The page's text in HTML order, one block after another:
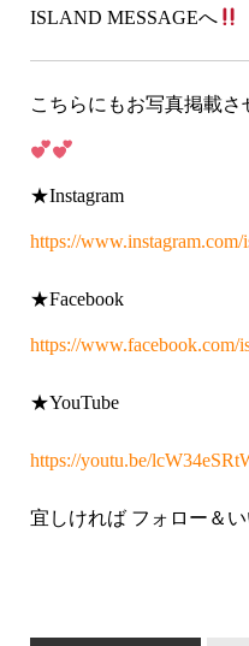
ISLAND MESSAGEへ
こちらにもお写真掲載
★Instagram
https://www.instagram.com/
★Facebook
https://www.facebook.com/
★YouTube
https://youtu.be/
宜しければ フォロー＆